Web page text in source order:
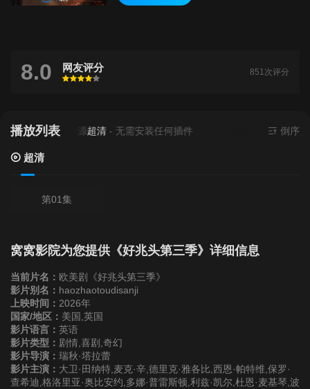
8.0 网友评分
很差
较差还行推荐力荐
851次评分
播放列表
当前资源来源 超清- 无需安装任何插件 倒序
超清
第01集
窝窝影院为您提供《好兆头第三季》详细信息
当前片名： 欧美剧《好兆头第三季》
影片别名： haozhaotoudisanji
上映时间： 2026年
国家/地区： 美国,英国
影片语言： 英语
影片类型： 剧情,喜剧,奇幻
影片导演： 瑞秋·塔拉蕾
影片主演： 大卫·田纳特,麦克·辛,德里克·雅各比,西恩·帕特维,保罗·
查希迪,格洛里亚·奥比安约,多娜·普雷斯顿,利兹·凯尔,杜恩·麦基琴,波